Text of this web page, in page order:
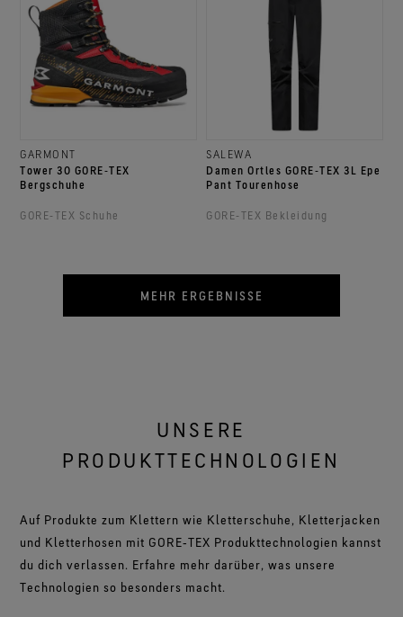
GARMONT
Tower 30 GORE‑TEX
Bergschuhe
GORE‑TEX Schuhe
SALEWA
Damen Ortles GORE‑TEX 3L Epe
Pant Tourenhose
GORE‑TEX Bekleidung
MEHR ERGEBNISSE
UNSERE
PRODUKTTECHNOLOGIEN
Auf Produkte zum Klettern wie Kletterschuhe, Kletterjacken
und Kletterhosen mit GORE‑TEX Produkttechnologien kannst
du dich verlassen. Erfahre mehr darüber, was unsere
Technologien so besonders macht.